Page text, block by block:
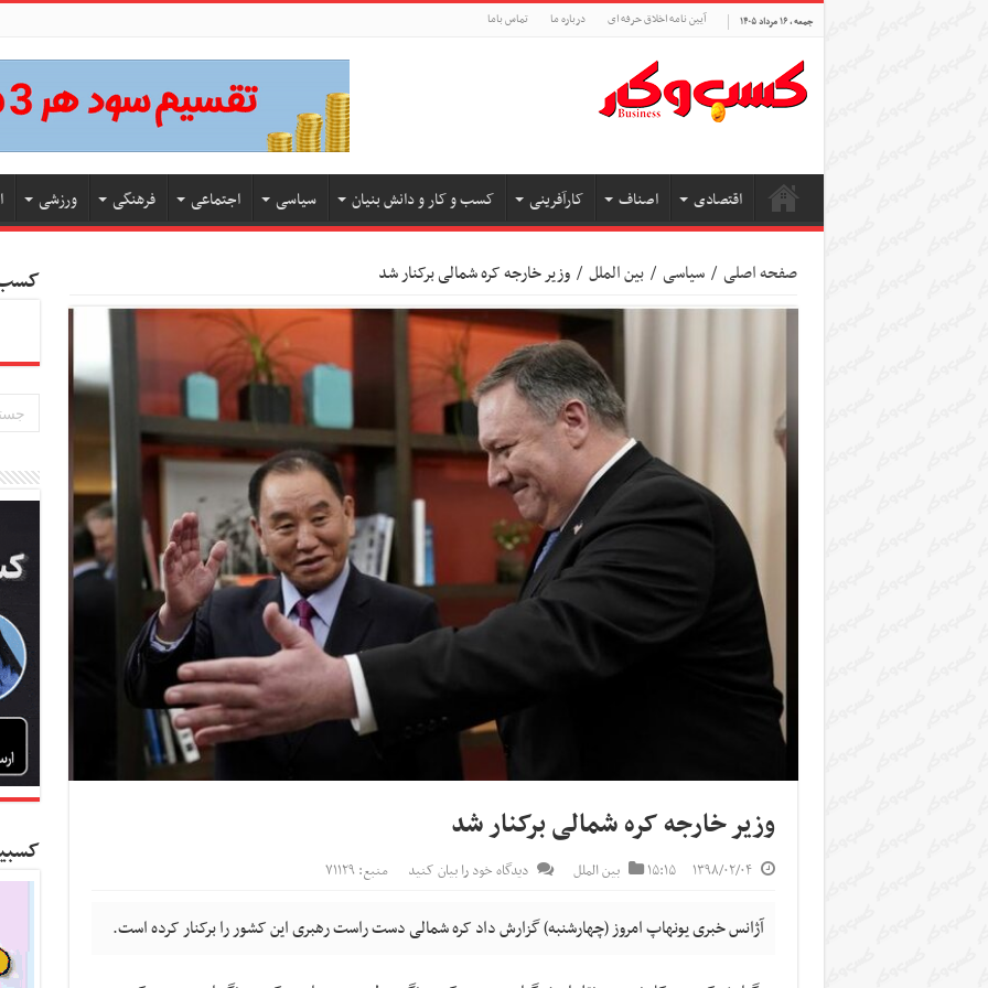
جمعه , ۱۶ مرداد ۱۴۰۵ آیین نامه اخلاق حرفه ای درباره ما تماس باما
اقتصادی اصناف کارآفرینی کسب و کار و دانش بنیان سیاسی اجتماعی فرهنگی ورزشی
صفحه اصلی / سیاسی / بین الملل / وزیر خارجه کره شمالی برکنار شد
وزیر خارجه کره شمالی برکنار شد
۱۳۹۸/۰۲/۰۴ ۱۵:۱۵ بین الملل دیدگاه خود را بیان کنید منبع: ۷۱۱۲۹
آژانس خبری یونهاپ امروز (چهارشنبه) گزارش داد کره شمالی دست راست رهبری این کشور را برکنار کرده است.
کسب